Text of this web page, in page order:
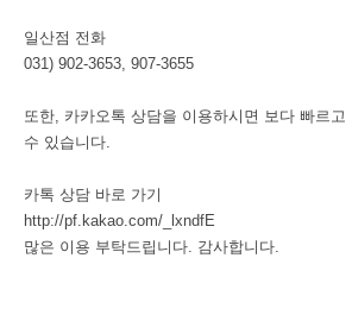
일산점 전화
031) 902-3653, 907-3655
또한, 카카오톡 상담을 이용하시면 보다 빠르고
수 있습니다.
카톡 상담 바로 가기
http://pf.kakao.com/_lxndfE
많은 이용 부탁드립니다. 감사합니다.